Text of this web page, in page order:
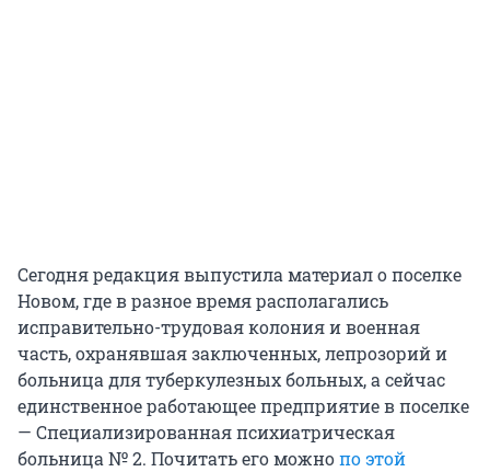
Сегодня редакция выпустила материал о поселке
Новом, где в разное время располагались
исправительно-трудовая колония и военная
часть, охранявшая заключенных, лепрозорий и
больница для туберкулезных больных, а сейчас
единственное работающее предприятие в поселке
— Специализированная психиатрическая
больница № 2. Почитать его можнопо этой